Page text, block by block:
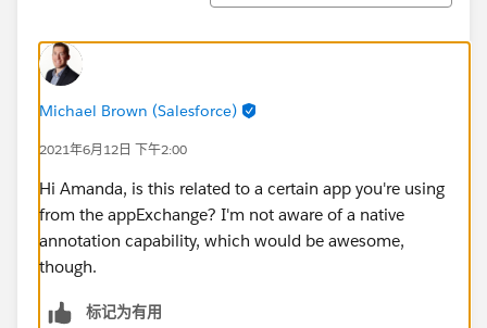
Michael Brown (Salesforce)
2021年6月12日 下午2:00
Hi Amanda, is this related to a certain app you're using
from the appExchange? I'm not aware of a native
annotation capability, which would be awesome,
though.
标记为有用